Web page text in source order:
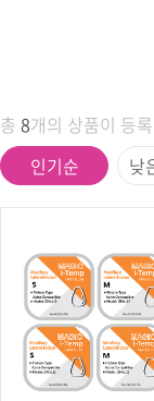
총 8개의 상품이 등
인기순
낮